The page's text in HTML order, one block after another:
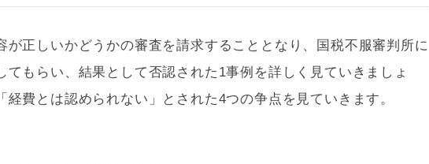
が正しいかどうかの審査を請求することとなり、国税不服審判所に
てもらい、結果として否認された1事例を詳しく見ていきましょ
経費とは認められない」とされた4つの争点を見ていきます。